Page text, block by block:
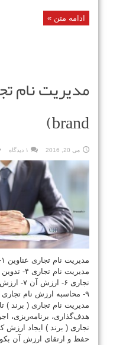
ادامه متن »
مدیریت نام
brand)
می 20, 2016 ۱ دیدگاه
مدیریت نام تجاری ( برند )
هدف‌گذاری، برنامه‌ریزی،
تجاری ( برند ) ایجاد
حفظ و ارتقای ارزش آن